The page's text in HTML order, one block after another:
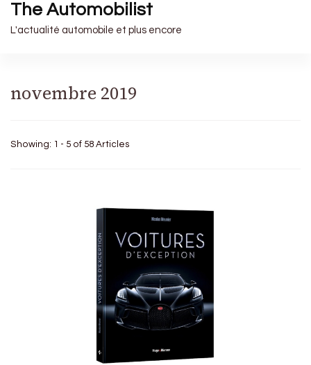
The Automobilist
L'actualité automobile et plus encore
novembre 2019
Showing: 1 - 5 of 58 Articles